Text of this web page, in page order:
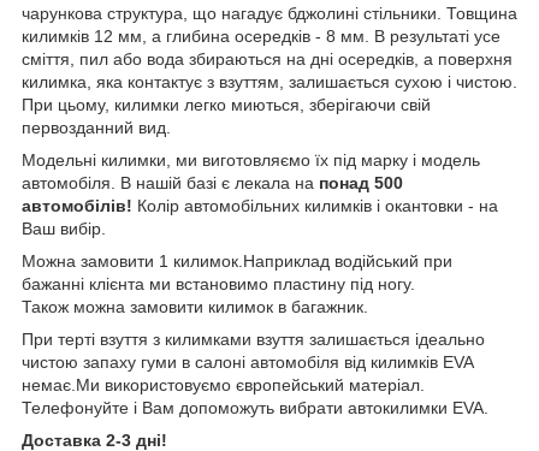
чарункова структура, що нагадує бджолині стільники. Товщина
килимків 12 мм, а глибина осередків - 8 мм. В результаті усе
сміття, пил або вода збираються на дні осередків, а поверхня
килимка, яка контактує з взуттям, залишається сухою і чистою.
При цьому, килимки легко миються, зберігаючи свій
первозданний вид.
Модельні килимки, ми виготовляємо їх під марку і модель
автомобіля. В нашій базі є лекала на понад 500
автомобілів! Колір автомобільних килимків і окантовки - на
Ваш вибір.
Можна замовити 1 килимок.Наприклад водійський при
бажанні клієнта ми встановимо пластину під ногу.
Також можна замовити килимок в багажник.
При терті взуття з килимками взуття залишається ідеально
чистою запаху гуми в салоні автомобіля від килимків EVA
немає.Ми використовуємо європейський матеріал.
Телефонуйте і Вам допоможуть вибрати автокилимки EVA.
Доставка 2-3 дні!